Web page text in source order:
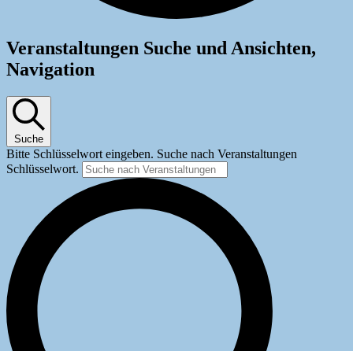
Veranstaltungen
für
Juli
2026
Veranstaltungen Suche und Ansichten,
Navigation
Suche
Bitte Schlüsselwort eingeben. Suche nach Veranstaltungen
Schlüsselwort.